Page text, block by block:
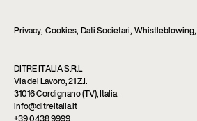
Privacy, Cookies, Dati Societari, Whistleblowing,
DITRE ITALIA S.R.L
Via del Lavoro, 21 Z.I.
31016 Cordignano (TV), Italia
info@ditreitalia.it